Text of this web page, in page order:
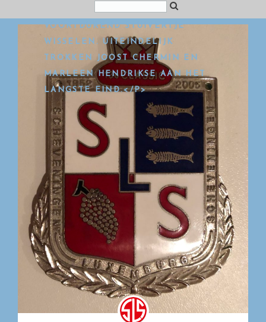
VOORTDUREND STUIVERTJE
WISSELEN. UITEINDELIJK
TROKKEN JOOST CHERMIN EN
MARLEEN HENDRIKSE AAN HET
LANGSTE EIND.</P>